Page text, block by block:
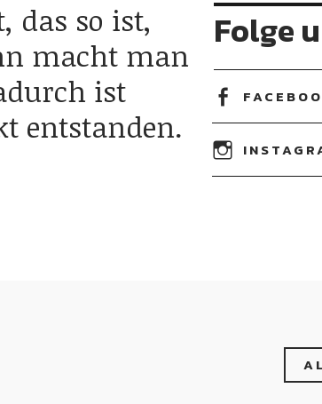
das so ist,
macht man
ist
entstanden.
Folge